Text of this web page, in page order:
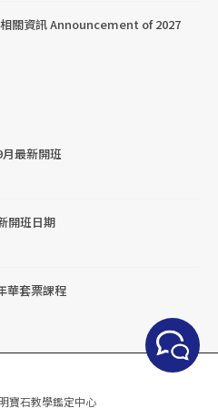
關資訊 Announcement of 2027
最新開班
開班日期
華套票課程
寶石教學鑑定中心